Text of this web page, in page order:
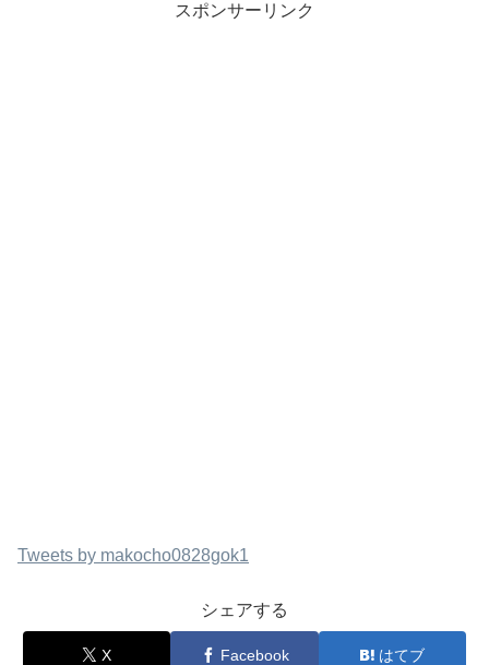
スポンサーリンク
Tweets by makocho0828gok1
シェアする
X Facebook はてブ